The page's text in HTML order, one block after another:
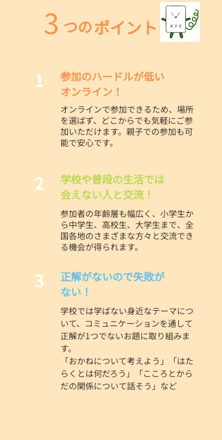
つの
3
1
オンラインで参加できるため、場所
を選ばず、どこからでも気軽にご参
加いただけます。親子での参加も可
能で安心です。
2
参加者の年齢層も幅広く、小学生か
ら中学生、高校生、大学生まで、全
国各地のさまざまな方々と交流でき
る機会が得られます。
3
学校では学ばない身近なテーマにつ
いて、コミュニケーションを通して
正解が1つでないお題に取り組みま
す。
「おかねについて考えよう」「はた
らくとは何だろう」「こころとから
だの関係について話そう」など
ポイント
参加のハードルが低い
オンライン！
学校や普段の生活では
会えない人と交流！
正解がないので失敗が
ない！